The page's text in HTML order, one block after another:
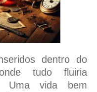
dentro do
tudo fluiria
Uma vida bem